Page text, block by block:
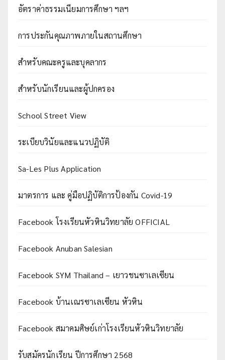
อัตราค่าธรรมเนียมการศึกษา ฯลฯ
การประกันคุณภาพภายในสถานศึกษา
สำหรับคณะครูและบุคลากร
สำหรับนักเรียนและผู้ปกครอง
School Street View
ระเบียบวินัยและแนวปฏิบัติ
Sa-Les Plus Application
มาตรการ และ คู่มือปฏิบัติการป้องกัน Covid-19
Facebook โรงเรียนหัวหินวิทยาลัย OFFICIAL
Facebook Anuban Salesian
Facebook SYM Thailand – เยาวชนซาเลเซียน
Facebook บ้านเณรซาเลเซียน หัวหิน
Facebook สมาคมศิษย์เก่าโรงเรียนหัวหินวิทยาลัย
รับสมัครนักเรียน ปีการศึกษา 2568